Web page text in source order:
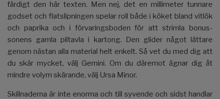
färdigt den här texten. Men nej, det en millimeter tunnare
godset och flatslipningen spelar roll både i köket bland vitlök
och paprika och i förvaringsboden för att strimla bonus-
sonens gamla piltavla i kartong. Den glider något lättare
genom nästan alla material helt enkelt. Så vet du med dig att
du skär mycket, välj Gemini. Om du däremot ägnar dig åt
mindre volym skärande, välj Ursa Minor.
Skillnaderna är inte enorma och till syvende och sidst handlar